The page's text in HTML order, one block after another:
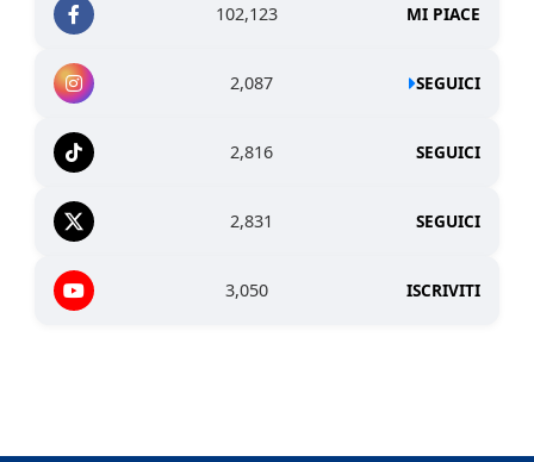
102,123 MI PIACE
2,087 SEGUICI
2,816 SEGUICI
2,831 SEGUICI
3,050 ISCRIVITI